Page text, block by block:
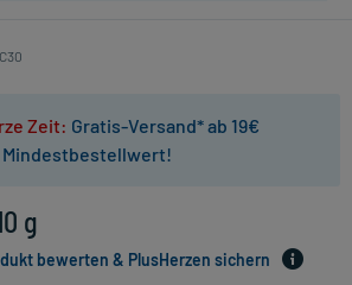
Zeit: Gratis-Versand* ab 19€
Mindestbestellwert!
g
bewerten & PlusHerzen sichern